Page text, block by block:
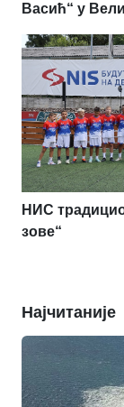
Васић“ у
НИС
зове“
Најчитаније